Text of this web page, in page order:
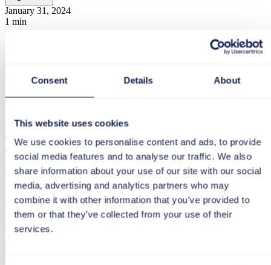
Consent Details About
This website uses cookies
We use cookies to personalise content and ads, to provide
social media features and to analyse our traffic. We also
share information about your use of our site with our social
media, advertising and analytics partners who may
combine it with other information that you’ve provided to
them or that they’ve collected from your use of their
services.
January 31, 2024
1 min
In un world café si siede a diversi piccoli tavoli o in vari spazi
virtuali per discutere apertamente e approfonditamente di una
questione interessante che riguarda un tema più vasto. Ogni
20 minuti cambia la costellazione ai tavoli o negli spazi virtuali
finché tutti i partecipanti avranno discusso ciascuna domanda. Un
«ospite» siede a ogni tavolo o in ogni spazio virtuale per introdurre
la domanda da discutere e presenta poi i risultati in plenaria. Il world
café offre uno spazio informale che incoraggia la creatività, dove
tutti partecipanti possono dare il proprio contributo e costruire sulle
idee degli altri.
Purtroppo, alcune delle informazioni aggiuntive non sono disponibili